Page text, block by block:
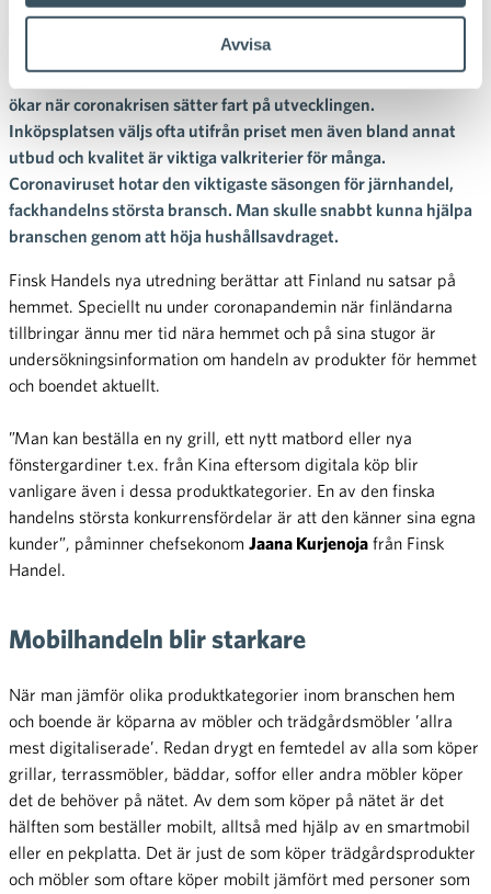
Avvisa
gäller produkter för hemmet och boendet både när det gäller
informationssökningen inför köpet och själva köpsituationen.
De digitala kanalernas och framför allt mobilvärldens betydelse
ökar när coronakrisen sätter fart på utvecklingen.
Inköpsplatsen väljs ofta utifrån priset men även bland annat
utbud och kvalitet är viktiga valkriterier för många.
Coronaviruset hotar den viktigaste säsongen för järnhandel,
fackhandelns största bransch. Man skulle snabbt kunna hjälpa
branschen genom att höja hushållsavdraget.
Finsk Handels nya utredning berättar att Finland nu satsar på
hemmet. Speciellt nu under coronapandemin när finländarna
tillbringar ännu mer tid nära hemmet och på sina stugor är
undersökningsinformation om handeln av produkter för hemmet
och boendet aktuellt.
”Man kan beställa en ny grill, ett nytt matbord eller nya
fönstergardiner t.ex. från Kina eftersom digitala köp blir
vanligare även i dessa produktkategorier. En av den finska
handelns största konkurrensfördelar är att den känner sina egna
kunder”, påminner chefsekonom Jaana Kurjenoja från Finsk
Handel.
Mobilhandeln blir starkare
När man jämför olika produktkategorier inom branschen hem
och boende är köparna av möbler och trädgårdsmöbler ’allra
mest digitaliserade’. Redan drygt en femtedel av alla som köper
grillar, terrassmöbler, bäddar, soffor eller andra möbler köper
det de behöver på nätet. Av dem som köper på nätet är det
hälften som beställer mobilt, alltså med hjälp av en smartmobil
eller en pekplatta. Det är just de som köper trädgårdsprodukter
och möbler som oftare köper mobilt jämfört med personer som